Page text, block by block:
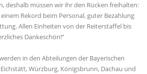
deshalb müssen wir ihr den Rücken freihalten:
Rekord beim Personal, guter Bezahlung
Allen Einheiten von der Reiterstaffel bis
Dankeschön!“
in den Abteilungen der Bayerischen
Würzburg, Königsbrunn, Dachau und